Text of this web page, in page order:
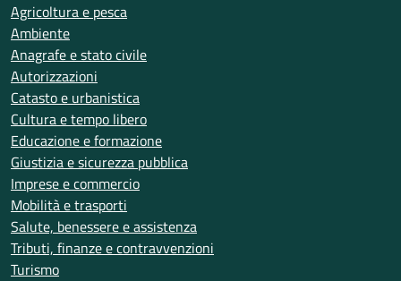
Agricoltura e pesca
Ambiente
Anagrafe e stato civile
Autorizzazioni
Catasto e urbanistica
Cultura e tempo libero
Educazione e formazione
Giustizia e sicurezza pubblica
Imprese e commercio
Mobilità e trasporti
Salute, benessere e assistenza
Tributi, finanze e contravvenzioni
Turismo